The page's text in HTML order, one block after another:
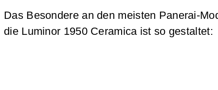
Das Besondere an den meisten Panerai-
die Luminor 1950 Ceramica ist so gestaltet: